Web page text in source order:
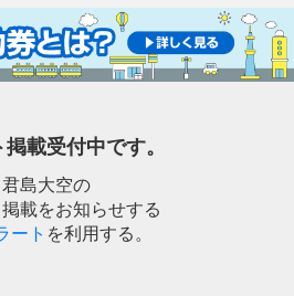
載受付中です。
君島大空の
載をお知らせする
ート を利用する。